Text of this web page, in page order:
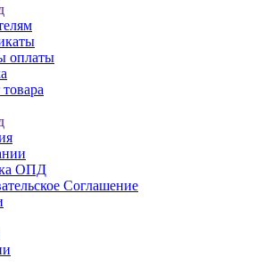
оплаты
ОПД
Соглашение